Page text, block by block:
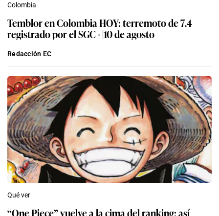
Colombia
Temblor en Colombia HOY: terremoto de 7.4
registrado por el SGC - |10 de agosto
Redacción EC
Qué ver
“One Piece” vuelve a la cima del ranking: así